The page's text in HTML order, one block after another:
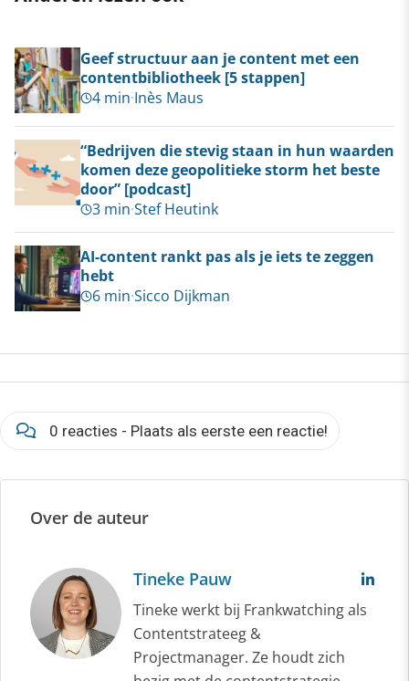
Geef structuur aan je content met een
contentbibliotheek [5 stappen]
4 min·Inès Maus
“Bedrijven die stevig staan in hun waarden
komen deze geopolitieke storm het beste
door” [podcast]
3 min·Stef Heutink
AI-content rankt pas als je iets te zeggen
hebt
6 min·Sicco Dijkman
0 reacties - Plaats als eerste een reactie!
Over de auteur
Tineke Pauw
Tineke werkt bij Frankwatching als
Contentstrateeg &
Projectmanager. Ze houdt zich